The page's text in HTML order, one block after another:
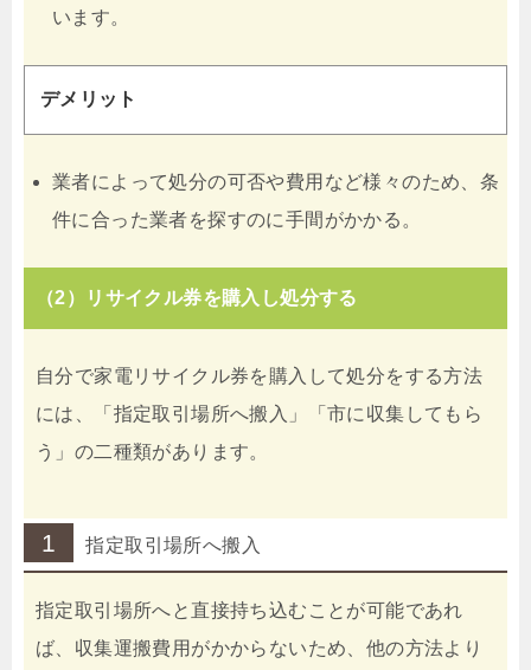
います。
デメリット
業者によって処分の可否や費用など様々のため、条
件に合った業者を探すのに手間がかかる。
（2）リサイクル券を購入し処分する
自分で家電リサイクル券を購入して処分をする方法
には、「指定取引場所へ搬入」「市に収集してもら
う」の二種類があります。
1 指定取引場所へ搬入
指定取引場所へと直接持ち込むことが可能であれ
ば、収集運搬費用がかからないため、他の方法より